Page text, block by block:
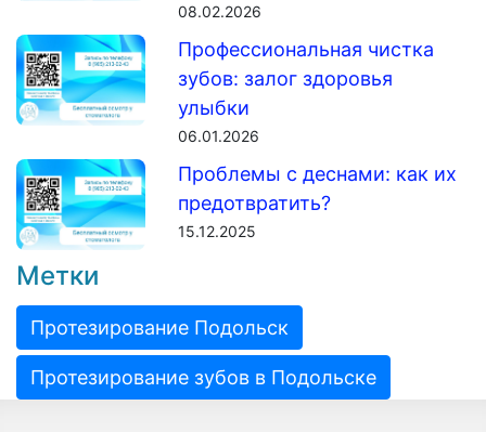
08.02.2026
Профессиональная чистка
зубов: залог здоровья
улыбки
06.01.2026
Проблемы с деснами: как их
предотвратить?
15.12.2025
Метки
Протезирование Подольск
Протезирование зубов в Подольске